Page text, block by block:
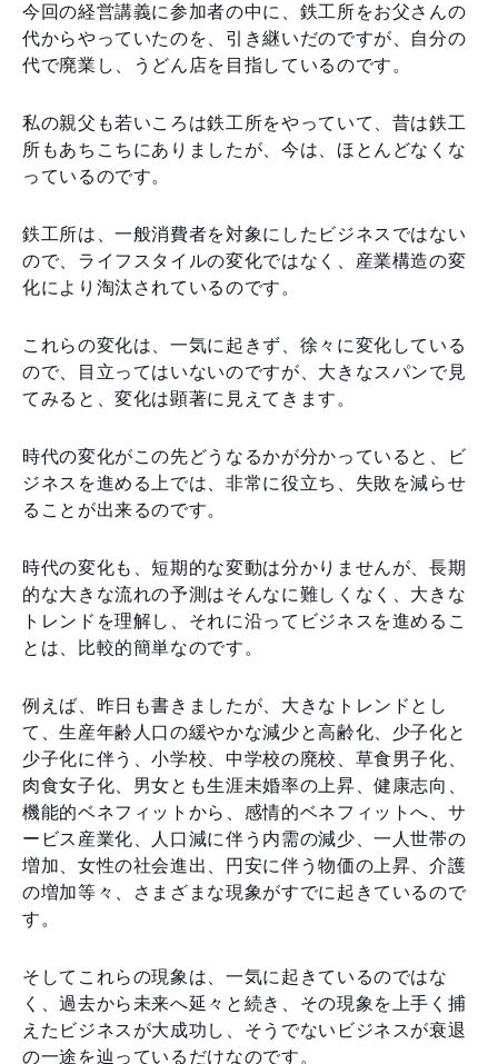
今回の経営講義に参加者の中に、鉄工所をお父さんの
代からやっていたのを、引き継いだのですが、自分の
代で廃業し、うどん店を目指しているのです。
私の親父も若いころは鉄工所をやっていて、昔は鉄工
所もあちこちにありましたが、今は、ほとんどなくな
っているのです。
鉄工所は、一般消費者を対象にしたビジネスではない
ので、ライフスタイルの変化ではなく、産業構造の変
化により淘汰されているのです。
これらの変化は、一気に起きず、徐々に変化している
ので、目立ってはいないのですが、大きなスパンで見
てみると、変化は顕著に見えてきます。
時代の変化がこの先どうなるかが分かっていると、ビ
ジネスを進める上では、非常に役立ち、失敗を減らせ
ることが出来るのです。
時代の変化も、短期的な変動は分かりませんが、長期
的な大きな流れの予測はそんなに難しくなく、大きな
トレンドを理解し、それに沿ってビジネスを進めるこ
とは、比較的簡単なのです。
例えば、昨日も書きましたが、大きなトレンドとし
て、生産年齢人口の緩やかな減少と高齢化、少子化と
少子化に伴う、小学校、中学校の廃校、草食男子化、
肉食女子化、男女とも生涯未婚率の上昇、健康志向、
機能的ベネフィットから、感情的ベネフィットへ、サ
ービス産業化、人口減に伴う内需の減少、一人世帯の
増加、女性の社会進出、円安に伴う物価の上昇、介護
の増加等々、さまざまな現象がすでに起きているので
す。
そしてこれらの現象は、一気に起きているのではな
く、過去から未来へ延々と続き、その現象を上手く捕
えたビジネスが大成功し、そうでないビジネスが衰退
の一途を辿っているだけなのです。